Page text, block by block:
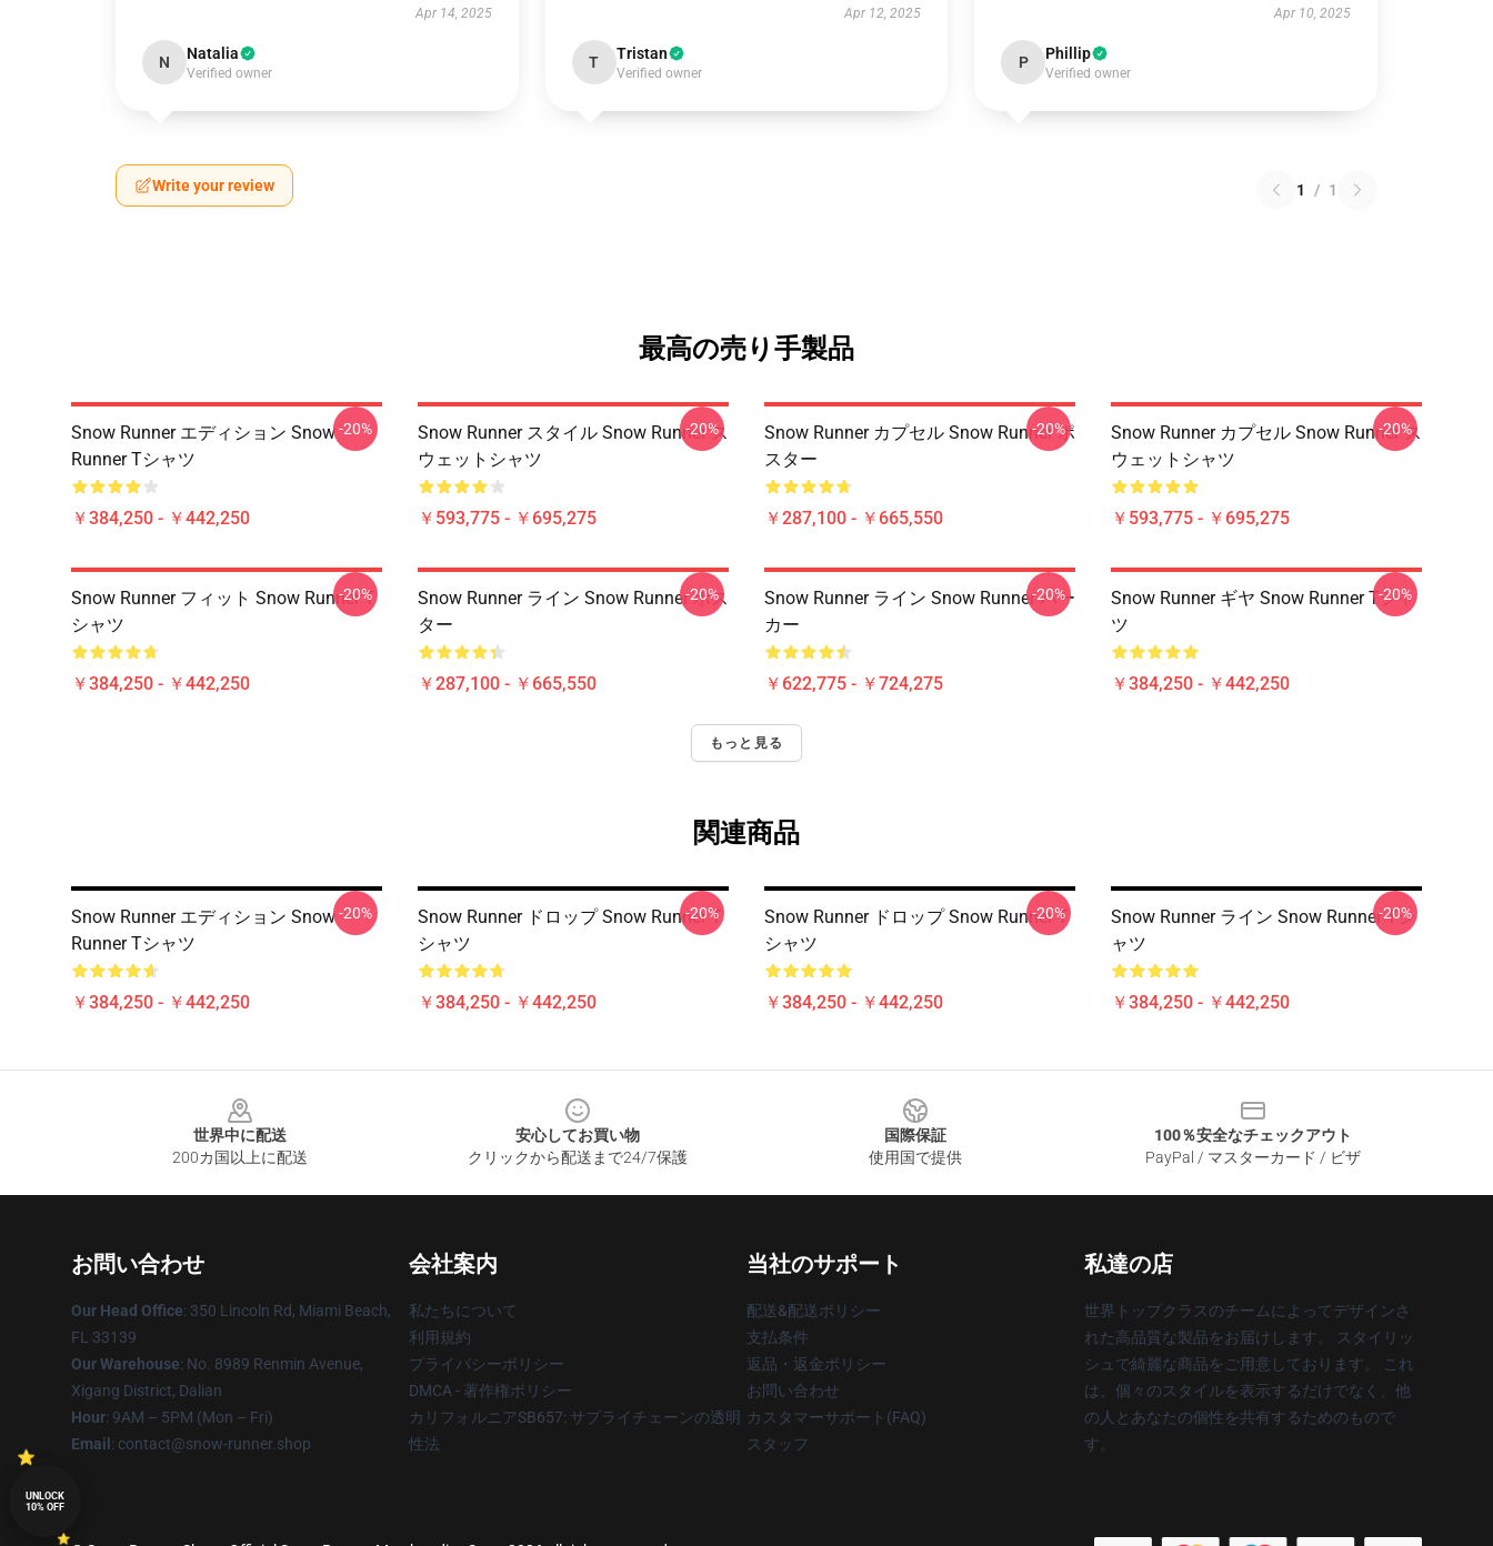
Apr 14, 2025
N Natalia
Verified owner
Apr 12, 2025
T Tristan
Verified owner
Apr 10, 2025
P Phillip
Verified owner
Write your review 1 / 1
最高の売り手製品
Snow Runner エディション Snow
Runner Tシャツ
￥384,250 - ￥442,250
-20%
Snow Runner スタイル Snow Runner ス
ウェットシャツ
￥593,775 - ￥695,275
-20%
Snow Runner カプセル Snow Runner ポ
スター
￥287,100 - ￥665,550
-20%
Snow Runner カプセル Snow Runner ス
ウェットシャツ
￥593,775 - ￥695,275
-20%
Snow Runner フィット Snow Runner T
シャツ
￥384,250 - ￥442,250
-20%
Snow Runner ライン Snow Runner ポス
ター
￥287,100 - ￥665,550
-20%
Snow Runner ライン Snow Runner パー
カー
￥622,775 - ￥724,275
-20%
Snow Runner ギヤ Snow Runner Tシャ
ツ
￥384,250 - ￥442,250
-20%
もっと見る
関連商品
Snow Runner エディション Snow
Runner Tシャツ
￥384,250 - ￥442,250
-20%
Snow Runner ドロップ Snow Runner T
シャツ
￥384,250 - ￥442,250
-20%
Snow Runner ドロップ Snow Runner T
シャツ
￥384,250 - ￥442,250
-20%
Snow Runner ライン Snow Runner Tシ
ャツ
￥384,250 - ￥442,250
-20%
世界中に配送
200カ国以上に配送
安心してお買い物
クリックから配送まで24/7保護
国際保証
使用国で提供
100％安全なチェックアウト
PayPal / マスターカード / ビザ
お問い合わせ
Our Head Office: 350 Lincoln Rd, Miami Beach,
FL 33139
Our Warehouse: No. 8989 Renmin Avenue,
Xigang District, Dalian
Hour: 9AM – 5PM (Mon – Fri)
Email : contact@snow-runner.shop
会社案内
私たちについて
利用規約
プライバシーポリシー
DMCA - 著作権ポリシー
カリフォルニアSB657: サプライチェーンの透明
性法
当社のサポート
配送&配送ポリシー
支払条件
返品・返金ポリシー
お問い合わせ
カスタマーサポート(FAQ)
スタッフ
私達の店
世界トップクラスのチームによってデザインさ
れた高品質な製品をお届けします。 スタイリッ
シュで綺麗な商品をご用意しております。 これ
は、個々のスタイルを表示するだけでなく、他
の人とあなたの個性を共有するためのもので
す。
UNLOCK
10% OFF